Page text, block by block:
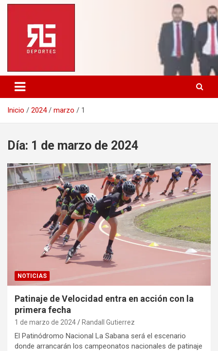
Saltar
contenido
Inicio 2024 marzo 1
Día: 1 de marzo de 2024
NOTICIAS
Patinaje de Velocidad entra en acción con la
primera fecha
1 de marzo de 2024 Randall Gutierrez
El Patinódromo Nacional La Sabana será el escenario
donde arrancarán los campeonatos nacionales de patinaje